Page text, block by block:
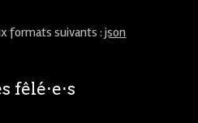
formats suivants :json
fêlé⋅e⋅s